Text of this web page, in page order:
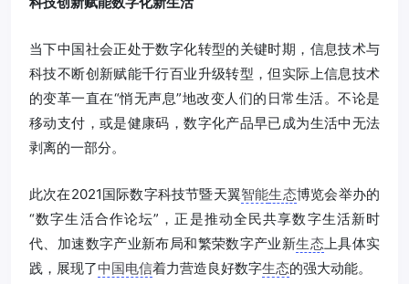
当下中国社会正处于数字化转型的关键时期，信息技术与
科技不断创新赋能千行百业升级转型，但实际上信息技术
的变革一直在“悄无声息”地改变人们的日常生活。不论是
移动支付，或是健康码，数字化产品早已成为生活中无法
剥离的一部分。
此次在2021国际数字科技节暨天翼智能生态博览会举办的
“数字生活合作论坛”，正是推动全民共享数字生活新时
代、加速数字产业新布局和繁荣数字产业新生态上具体实
践，展现了中国电信着力营造良好数字生态的强大动能。